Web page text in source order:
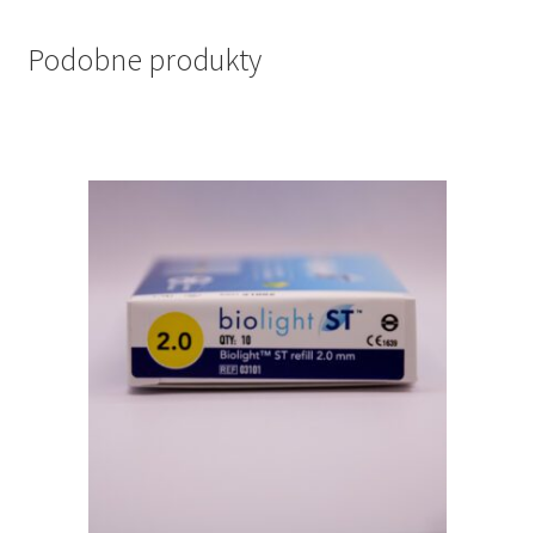
Podobne produkty